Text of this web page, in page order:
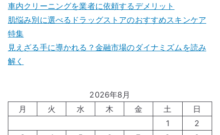
車内クリーニングを業者に依頼するデメリット
肌悩み別に選べるドラッグストアのおすすめスキンケア
特集
見えざる手に導かれる？金融市場のダイナミズムを読み
解く
2026年8月
月
火 水 木 金 土
日
1
2